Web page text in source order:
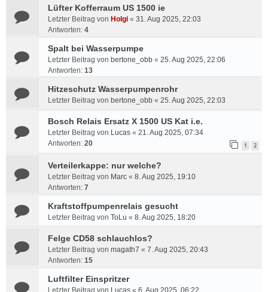
Lüfter Kofferraum US 1500 ie
Letzter Beitrag von Holgi « 31. Aug 2025, 22:03
Antworten: 4
Spalt bei Wasserpumpe
Letzter Beitrag von bertone_obb « 25. Aug 2025, 22:06
Antworten: 13
Hitzeschutz Wasserpumpenrohr
Letzter Beitrag von bertone_obb « 25. Aug 2025, 22:03
Bosch Relais Ersatz X 1500 US Kat i.e.
Letzter Beitrag von Lucas « 21. Aug 2025, 07:34
Antworten: 20 1 2
Verteilerkappe: nur welche?
Letzter Beitrag von Marc « 8. Aug 2025, 19:10
Antworten: 7
Kraftstoffpumpenrelais gesucht
Letzter Beitrag von ToLu « 8. Aug 2025, 18:20
Felge CD58 schlauchlos?
Letzter Beitrag von magath7 « 7. Aug 2025, 20:43
Antworten: 15
Luftfilter Einspritzer
Letzter Beitrag von Lucas « 6. Aug 2025, 06:22